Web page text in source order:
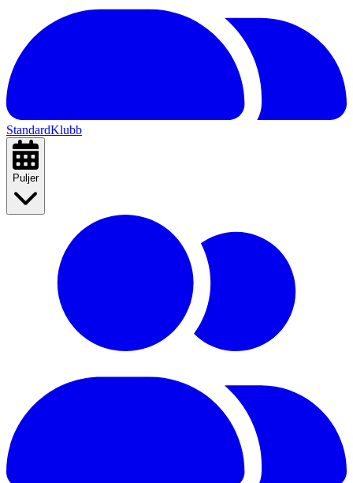
StandardKlubb
Puljer